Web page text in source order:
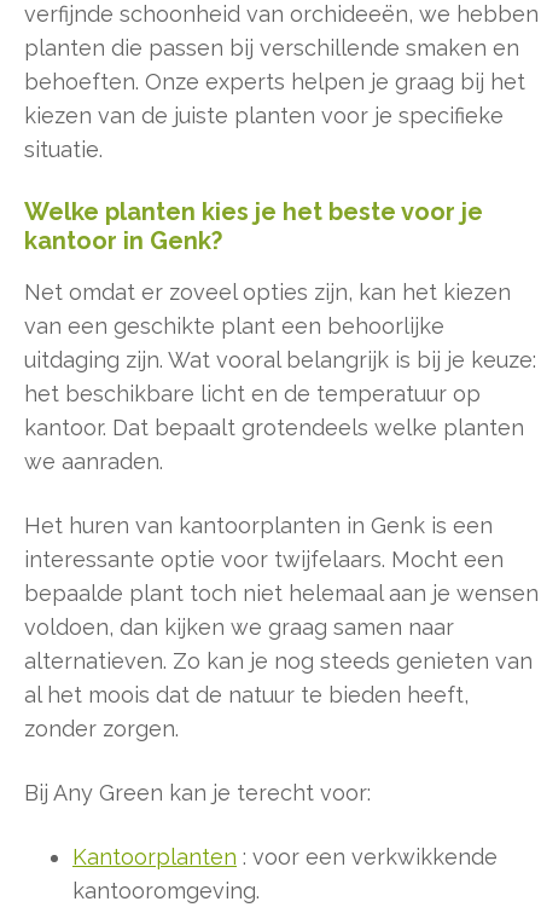
verfijnde schoonheid van orchideeën, we hebben
planten die passen bij verschillende smaken en
behoeften. Onze experts helpen je graag bij het
kiezen van de juiste planten voor je specifieke
situatie.
Welke planten kies je het beste voor je
kantoor in Genk?
Net omdat er zoveel opties zijn, kan het kiezen
van een geschikte plant een behoorlijke
uitdaging zijn. Wat vooral belangrijk is bij je keuze:
het beschikbare licht en de temperatuur op
kantoor. Dat bepaalt grotendeels welke planten
we aanraden.
Het huren van kantoorplanten in Genk is een
interessante optie voor twijfelaars. Mocht een
bepaalde plant toch niet helemaal aan je wensen
voldoen, dan kijken we graag samen naar
alternatieven. Zo kan je nog steeds genieten van
al het moois dat de natuur te bieden heeft,
zonder zorgen.
Bij Any Green kan je terecht voor:
Kantoorplanten : voor een verkwikkende
kantooromgeving.